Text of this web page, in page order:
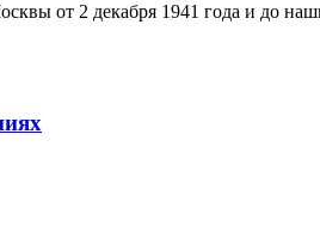
от 2 декабря 1941 года и до